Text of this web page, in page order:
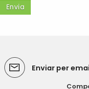
Enviar per